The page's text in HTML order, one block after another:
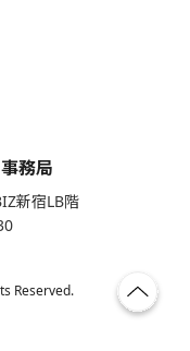
務局
新宿LB階
Reserved.